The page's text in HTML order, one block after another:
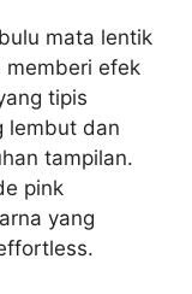
mata lentik
memberi efek
tipis
lembut dan
tampilan.
pink
yang